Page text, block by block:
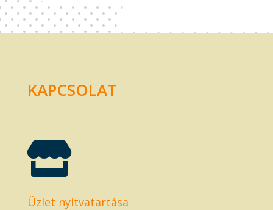
KAPCSOLAT

Üzlet nyitvatartása